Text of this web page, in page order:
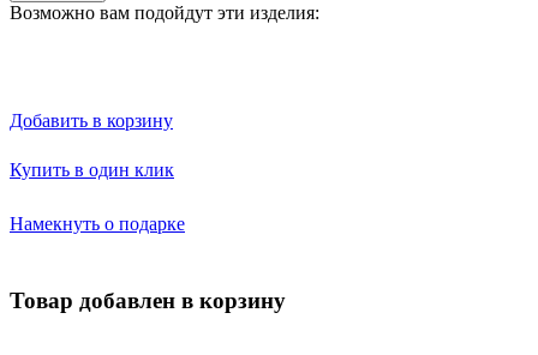
Возможно вам подойдут эти изделия:
Добавить в корзину
Купить в один клик
Намекнуть о подарке
Товар добавлен в корзину